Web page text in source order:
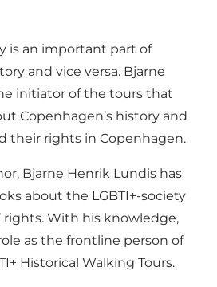
is an important part of
and vice versa. Bjarne
initiator of the tours that
Copenhagen’s history and
their rights in Copenhagen.
Bjarne Henrik Lundis has
about the LGBTI+-society
rights. With his knowledge,
as the frontline person of
Historical Walking Tours.